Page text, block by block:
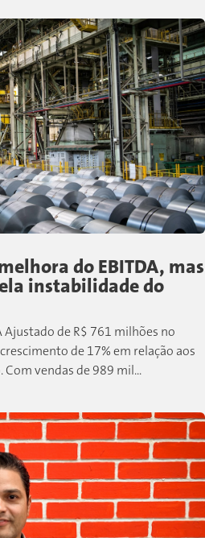
do EBITDA, mas
instabilidade do
Ajustado de R$ 761 milhões no
de 17% em relação aos
vendas de 989 mil...